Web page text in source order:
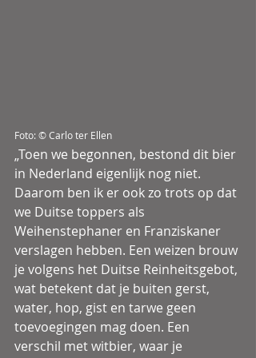
Foto: © Carlo ter Ellen
„Toen we begonnen, bestond dit bier
in Nederland eigenlijk nog niet.
Daarom ben ik er ook zo trots op dat
we Duitse toppers als
Weihenstephaner en Franziskaner
verslagen hebben. Een weizen brouw
je volgens het Duitse Reinheitsgebot,
wat betekent dat je buiten gerst,
water, hop, gist en tarwe geen
toevoegingen mag doen. Een
verschil met witbier, waar je